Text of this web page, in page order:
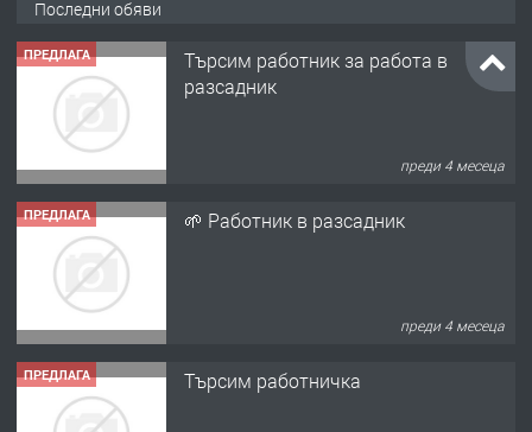
Последни обяви
ПРЕДЛАГА
Търсим работник за работа в
разсадник
преди 4 месеца
ПРЕДЛАГА 🌱 Работник в разсадник
преди 4 месеца
ПРЕДЛАГА Търсим работничка